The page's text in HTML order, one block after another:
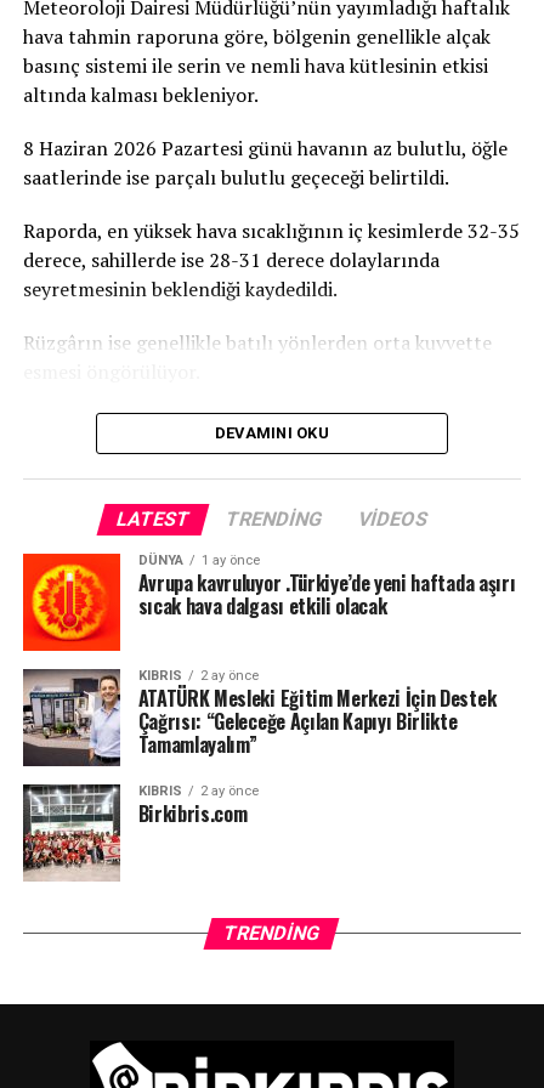
Meteoroloji Dairesi Müdürlüğü’nün yayımladığı haftalık
hava tahmin raporuna göre, bölgenin genellikle alçak
basınç sistemi ile serin ve nemli hava kütlesinin etkisi
altında kalması bekleniyor.
8 Haziran 2026 Pazartesi günü havanın az bulutlu, öğle
saatlerinde ise parçalı bulutlu geçeceği belirtildi.
Raporda, en yüksek hava sıcaklığının iç kesimlerde 32-35
derece, sahillerde ise 28-31 derece dolaylarında
seyretmesinin beklendiği kaydedildi.
Rüzgârın ise genellikle batılı yönlerden orta kuvvette
DEVAMINI OKU
LATEST TRENDING VIDEOS
DÜNYA 1 ay önce
Avrupa kavruluyor .Türkiye’de yeni haftada aşırı
sıcak hava dalgası etkili olacak
KIBRIS 2 ay önce
ATATÜRK Mesleki Eğitim Merkezi İçin Destek
Çağrısı: “Geleceğe Açılan Kapıyı Birlikte
Tamamlayalım”
KIBRIS 2 ay önce
Birkibris.com
TRENDING